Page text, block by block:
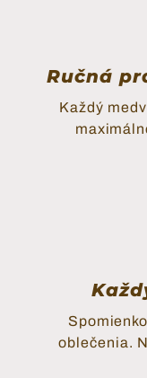
Ručná
Každý
oblečenia.